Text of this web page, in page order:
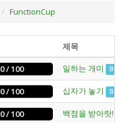
FunctionCup
제목
0 / 100 일하는 개미
0 / 100 십자가 놓기
0 / 100 백점을 받아랏!